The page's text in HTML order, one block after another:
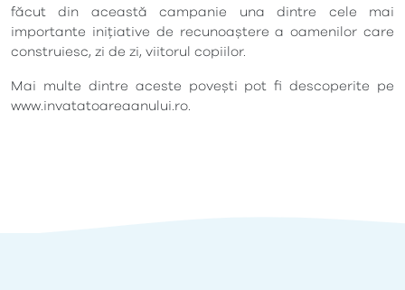
făcut din această campanie una dintre cele mai
importante inițiative de recunoaștere a oamenilor care
construiesc, zi de zi, viitorul copiilor.
Mai multe dintre aceste povești pot fi descoperite pe
www.invatatoareaanului.ro.